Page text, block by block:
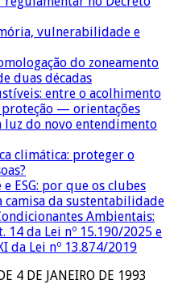
vulnerabilidade e
do zoneamento
duas décadas
entre o acolhimento
— orientações
luz do novo entendimento
climática: proteger o
ESG: por que os clubes
da sustentabilidade
Ambientais:
14 da Lei nº 15.190/2025 e
da Lei nº 13.874/2019
4 DE JANEIRO DE 1993